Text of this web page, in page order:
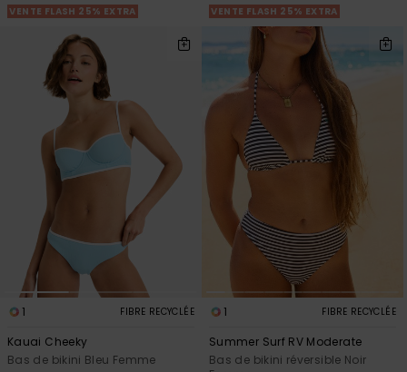
VENTE FLASH 25% EXTRA
VENTE FLASH 25% EXTRA
1 FIBRE RECYCLÉE
Kauai Cheeky
Bas de bikini Bleu Femme
1 FIBRE RECYCLÉE
Summer Surf RV Moderate
Bas de bikini réversible Noir